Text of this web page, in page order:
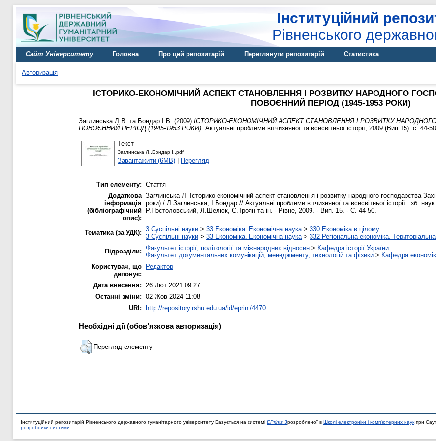
Інституційний
Рівненського
Сайт Університету Головна Про цей репозитарій Переглянути репозитарій Статистика
Авторизація
ІСТОРИКО-ЕКОНОМІЧНИЙ АСПЕКТ СТАНОВЛЕННЯ І РОЗВИТКУ НАРОДНОГО
ПОВОЄННИЙ ПЕРІОД (1945-1953 РОКИ)
Заглинська Л.В. та Бондар І.В. (2009) ІСТОРИКО-ЕКОНОМІЧНИЙ АСПЕКТ СТАНОВЛЕННЯ І РОЗВИТКУ
ПОВОЄННИЙ ПЕРІОД (1945-1953 РОКИ). Актуальні проблеми вітчизняної та всесвітньої історії, 2009 (Вип.15). с. 44-
Текст
Заглинська Л.,Бондар І..pdf
Завантажити (6MB) | Перегляд
Тип елементу: Стаття
Додаткова
інформація
(бібліографічний
опис):
Заглинська Л. Історико-економічний аспект становлення і розвитку народного господарства
роки) / Л.Заглинська, І.Бондар // Актуальні проблеми вітчизняної та всесвітньої історії : зб.
Р.Постоловський, Л.Шелюк, С.Троян та ін. - Рівне, 2009. - Вип. 15. - С. 44-50.
Тематика (за УДК): 3 Суспільні науки > 33 Економіка. Економічна наука> 330 Економіка в цілому
3 Суспільні науки > 33 Економіка. Економічна наука> 332 Регіональна економіка.
Підрозділи: Факультет історії, політології та міжнародних відносин > Кафедра історії України
Факультет документальних комунікацій, менеджменту, технологій та фізики > Кафедра
Користувач, що
депонує:
Редактор
Дата внесення: 26 Лют 2021 09:27
Останні зміни: 02 Жов 2024 11:08
URI:
http://repository.rshu.edu.ua/id/eprint/4470
Необхідні дії (обов’язкова авторизація)
Перегляд елементу
Інституційний репозитарій Рівненського державного гуманітарного університету Базується на системі EPrints 3розробленої в Школі електроніки і комп'ютерних наук при
розробники системи